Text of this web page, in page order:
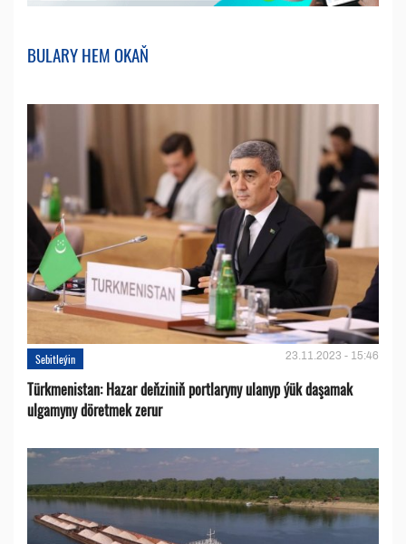
BULARY HEM OKAŇ
Sebitleýin 23.11.2023 - 15:46
Türkmenistan: Hazar deňziniň portlaryny ulanyp ýük daşamak
ulgamyny döretmek zerur